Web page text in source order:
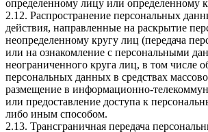
определенному лицу или определенному
2.12. Распространение персональных
действия, направленные на раскрытие
неопределенному кругу лиц (передача
или на ознакомление с персональными
неограниченного круга лиц, в том числе
персональных данных в средствах
размещение в информационно-
или предоставление доступа к
либо иным способом.
2.13. Трансграничная передача